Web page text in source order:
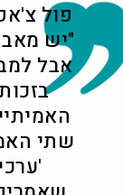
פול
"יש
אבל
שתי